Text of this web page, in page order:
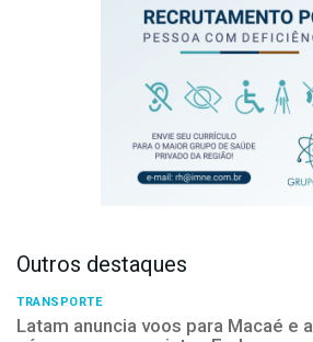
Outros destaques
TRANSPORTE
Latam anuncia voos para Macaé e